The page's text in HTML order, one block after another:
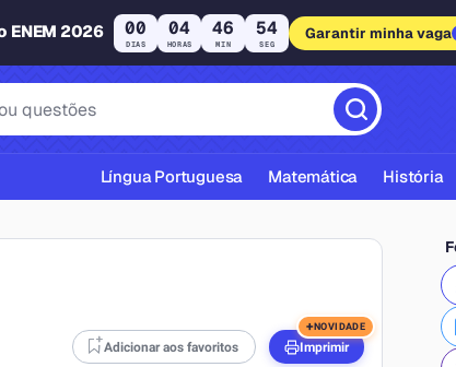
ENEM 2026 00
DIAS
04
HORAS
46
MIN
53
SEG
Garantir minha vaga
Língua Portuguesa Matemática História
Adicionar aos favoritos Imprimir
+NOVIDADE